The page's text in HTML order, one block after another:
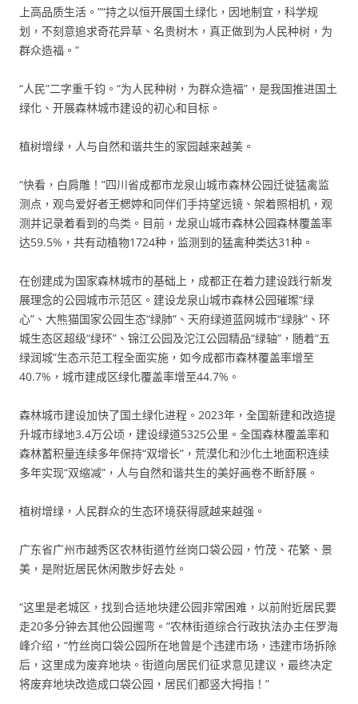
上高品质生活。”“持之以恒开展国土绿化，因地制宜，科学规
划，不刻意追求奇花异草、名贵树木，真正做到为人民种树，为
群众造福。”
“人民”二字重千钧。“为人民种树，为群众造福”，是我国推进国土
绿化、开展森林城市建设的初心和目标。
植树增绿，人与自然和谐共生的家园越来越美。
“快看，白肩雕！”四川省成都市龙泉山城市森林公园迁徙猛禽监
测点，观鸟爱好者王楒婷和同伴们手持望远镜、架着照相机，观
测并记录着看到的鸟类。目前，龙泉山城市森林公园森林覆盖率
达59.5%，共有动植物1724种，监测到的猛禽种类达31种。
在创建成为国家森林城市的基础上，成都正在着力建设践行新发
展理念的公园城市示范区。建设龙泉山城市森林公园璀璨“绿
心”、大熊猫国家公园生态“绿肺”、天府绿道蓝网城市“绿脉”、环
城生态区超级“绿环”、锦江公园及沱江公园精品“绿轴”，随着“五
绿润城”生态示范工程全面实施，如今成都市森林覆盖率增至
40.7%，城市建成区绿化覆盖率增至44.7%。
森林城市建设加快了国土绿化进程。2023年，全国新建和改造提
升城市绿地3.4万公顷，建设绿道5325公里。全国森林覆盖率和
森林蓄积量连续多年保持“双增长”，荒漠化和沙化土地面积连续
多年实现“双缩减”，人与自然和谐共生的美好画卷不断舒展。
植树增绿，人民群众的生态环境获得感越来越强。
广东省广州市越秀区农林街道竹丝岗口袋公园，竹茂、花繁、景
美，是附近居民休闲散步好去处。
“这里是老城区，找到合适地块建公园非常困难，以前附近居民要
走20多分钟去其他公园遛弯。”农林街道综合行政执法办主任罗海
峰介绍，“竹丝岗口袋公园所在地曾是个违建市场，违建市场拆除
后，这里成为废弃地块。街道向居民们征求意见建议，最终决定
将废弃地块改造成口袋公园，居民们都竖大拇指！”